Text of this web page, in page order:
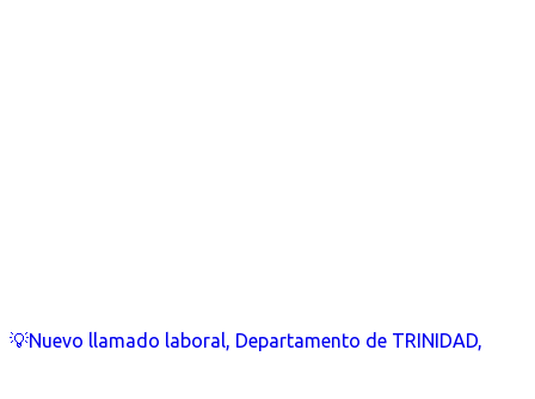
💡Nuevo llamado laboral, Departamento de TRINIDAD,